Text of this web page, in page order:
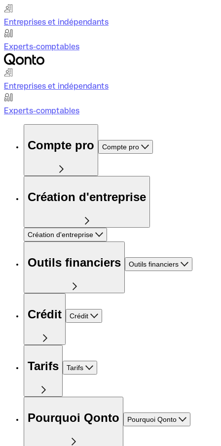
Entreprises et indépendants
Experts-comptables
Entreprises et indépendants
Experts-comptables
Compte pro Compte pro
Création d'entreprise
Création d'entreprise
Outils financiers Outils financiers
Crédit Crédit
Tarifs Tarifs
Pourquoi Qonto Pourquoi Qonto